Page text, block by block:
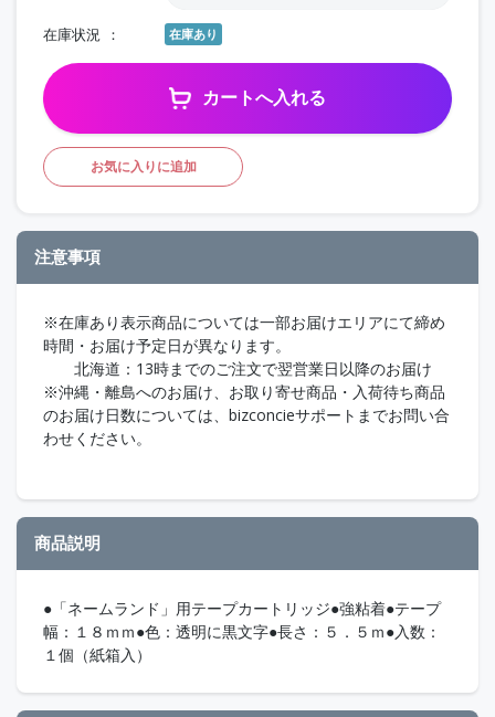
在庫状況 在庫あり
カートへ入れる
お気に入りに追加
注意事項
※在庫あり表示商品については一部お届けエリアにて締め
時間・お届け予定日が異なります。
北海道：13時までのご注文で翌営業日以降のお届け
※沖縄・離島へのお届け、お取り寄せ商品・入荷待ち商品
のお届け日数については、bizconcieサポートまでお問い合
わせください。
商品説明
●「ネームランド」用テープカートリッジ●強粘着●テープ
幅：１８ｍｍ●色：透明に黒文字●長さ：５．５ｍ●入数：
１個（紙箱入）